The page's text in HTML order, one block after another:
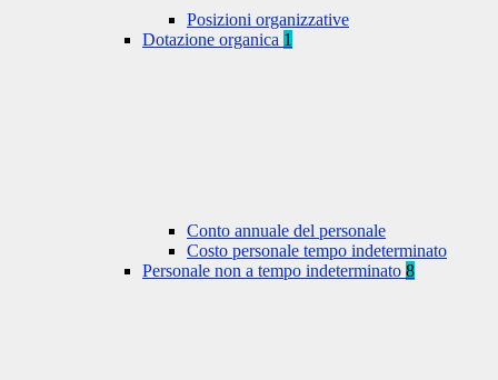
Posizioni organizzative
Dotazione organica 1
Conto annuale del personale
Costo personale tempo indeterminato
Personale non a tempo indeterminato 8